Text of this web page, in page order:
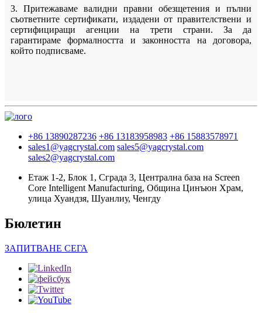
3. Притежаваме валидни правни обезщетения и пълни
съответните сертификати, издадени от правителствени и
сертифициращи агенции на трети страни. За да
гарантираме формалността и законността на договора,
който подписваме.
+86 13890287236 +86 13183958983 +86 15883578971
sales1@yagcrystal.com sales5@yagcrystal.com
sales2@yagcrystal.com
Етаж 1-2, Блок 1, Сграда 3, Централна база на Screen
Core Intelligent Manufacturing, Община Цинъюн Храм,
улица Хуандзя, Шуанлиу, Ченгду
Бюлетин
ЗАПИТВАНЕ СЕГА